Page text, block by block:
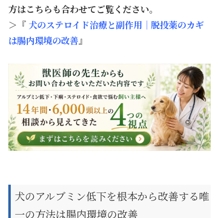
方はこちらも合わせてご覧ください。
＞『 犬のステロイド治療と副作用｜脱投薬のカギ
は腸内環境の改善』
犬のアルブミン低下を根本から改善する唯
一の方法は腸内環境の改善